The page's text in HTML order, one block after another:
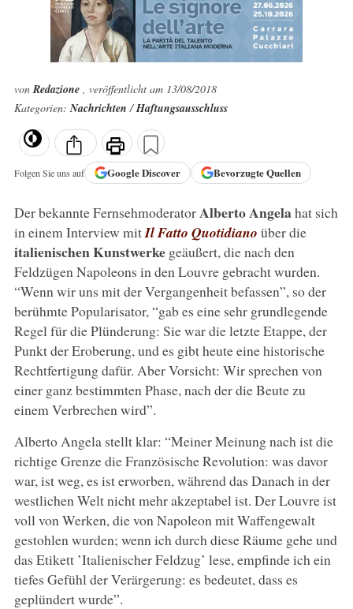
vonRedazione , veröffentlicht am 13/08/2018
Kategorien:Nachrichten/Haftungsausschluss
Folgen Sie uns auf GoogleDiscover Bevorzugte Quellen
Der bekannte FernsehmoderatorAlberto Angelahat sich
in einem Interview mitIl Fatto Quotidiano über die
italienischen Kunstwerkegeäußert, die nach den
Feldzügen Napoleons in den Louvre gebracht wurden.
“Wenn wir uns mit der Vergangenheit befassen”, so der
berühmte Popularisator, “gab es eine sehr grundlegende
Regel für die Plünderung: Sie war die letzte Etappe, der
Punkt der Eroberung, und es gibt heute eine historische
Rechtfertigung dafür. Aber Vorsicht: Wir sprechen von
einer ganz bestimmten Phase, nach der die Beute zu
einem Verbrechen wird”.
Alberto Angela stellt klar: “Meiner Meinung nach ist die
richtige Grenze die Französische Revolution: was davor
war, ist weg, es ist erworben, während das Danach in der
westlichen Welt nicht mehr akzeptabel ist. Der Louvre ist
voll von Werken, die von Napoleon mit Waffengewalt
gestohlen wurden; wenn ich durch diese Räume gehe und
das Etikett ’Italienischer Feldzug’ lese, empfinde ich ein
tiefes Gefühl der Verärgerung: es bedeutet, dass es
geplündert wurde”.